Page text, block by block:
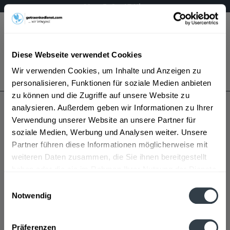
Diese Webseite verwendet Cookies
Wir verwenden Cookies, um Inhalte und Anzeigen zu
personalisieren, Funktionen für soziale Medien anbieten
zu können und die Zugriffe auf unsere Website zu
analysieren. Außerdem geben wir Informationen zu Ihrer
Verwendung unserer Website an unsere Partner für
soziale Medien, Werbung und Analysen weiter. Unsere
Partner führen diese Informationen möglicherweise mit
weiteren Daten zusammen, die Sie ihnen bereitgestellt
Notwendig
Präferenzen
Mo – Fr 9 – 17 Uhr
Menü
Bestellung widerrufen
Es gilt unsere Datenschutzerklärung
Godehard
Godehard wird in den folgenden Regionen, Städten,